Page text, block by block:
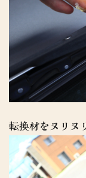
転換材をヌリヌ